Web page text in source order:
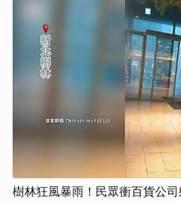
樹林狂風暴雨！民眾衝百貨公